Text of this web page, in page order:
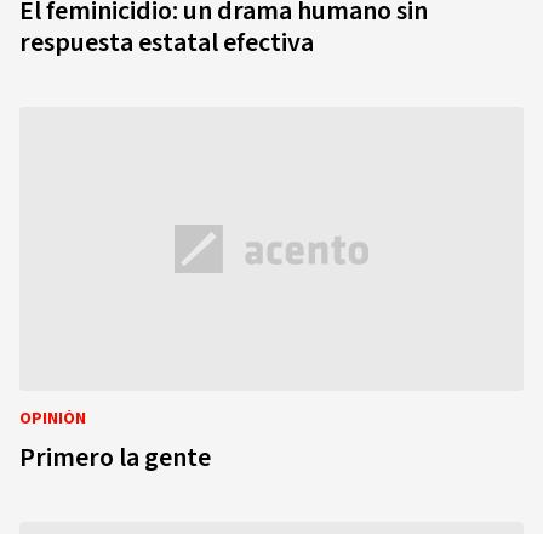
El feminicidio: un drama humano sin
respuesta estatal efectiva
OPINIÓN
Primero la gente